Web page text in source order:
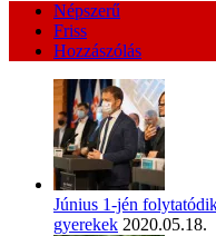
Népszerű
Friss
Hozzászólás
Június 1-jén
gyerekek 2020.05.18.